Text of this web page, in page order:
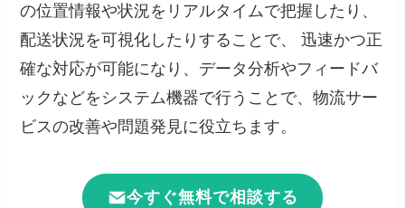
の位置情報や状況をリアルタイムで把握したり、
配送状況を可視化したりすることで、 迅速かつ正
確な対応が可能になり、データ分析やフィードバ
ックなどをシステム機器で行うことで、物流サー
ビスの改善や問題発見に役立ちます。
今すぐ無料で相談する